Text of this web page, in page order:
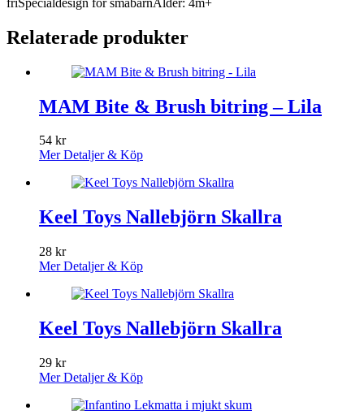
Relaterade produkter
MAM Bite & Brush bitring – Lila
54 kr
Mer Detaljer & Köp
Keel Toys Nallebjörn Skallra
28 kr
Mer Detaljer & Köp
Keel Toys Nallebjörn Skallra
29 kr
Mer Detaljer & Köp